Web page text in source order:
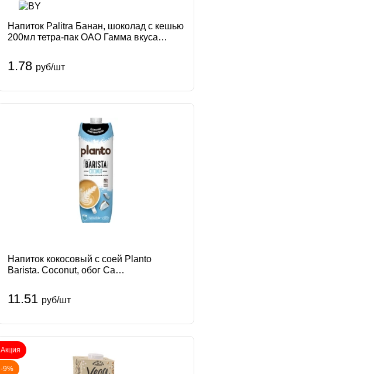
Напиток Palitra Банан, шоколад с кешью
200мл тетра-пак ОАО Гамма вкуса
1.78 руб/шт
Напиток кокосовый с соей Planto
Barista. Coconut, обог Са
Россия Planto
11.51 руб/шт
Акция
-9%